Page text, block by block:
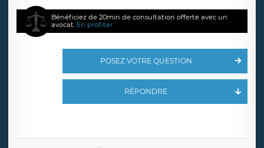
Bénéficiez de 20min de consultation offerte avec un
avocat. En profiter
POSEZ VOTRE QUESTION
RÉPONDRE